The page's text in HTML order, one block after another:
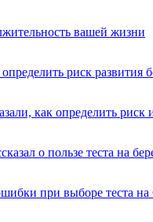
вашей жизни
риск развития
как определить риск
о пользе теста на
при выборе теста